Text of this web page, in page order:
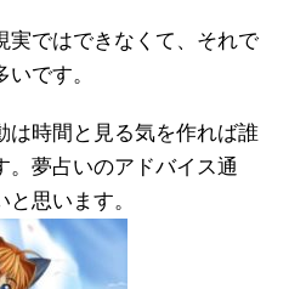
実ではできなくて、それで
です。
は時間と見る気を作れば誰
。夢占いのアドバイス通
思います。